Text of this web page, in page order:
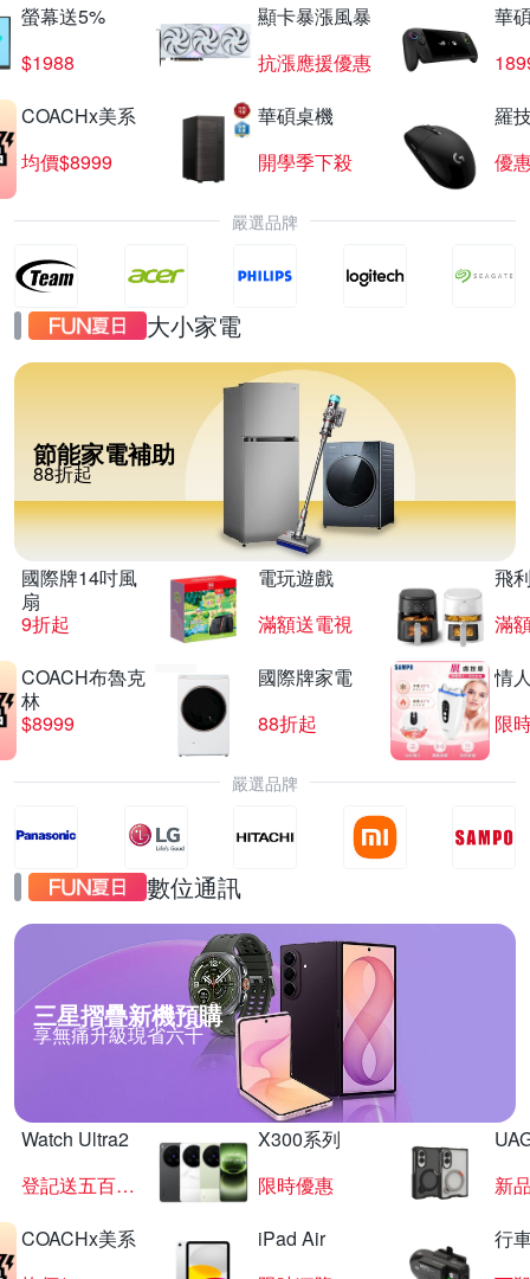
螢幕送5%
$1988
顯卡暴漲風暴
抗漲應援優惠
華
COACHx美系
均價$8999
華碩桌機
開學季下殺
羅
優
嚴選品牌
大小家電
節能家電補助
88折起
國際牌14吋風
扇
9折起
電玩遊戲
滿額送電視
飛
滿
COACH布魯克
林
$8999
國際牌家電
88折起
情
限
嚴選品牌
數位通訊
三星摺疊新機預購
享無痛升級現省六千
Watch Ultra2
登記送五百超贈點
X300系列
限時優惠
新
COACHx美系
iPad Air
行